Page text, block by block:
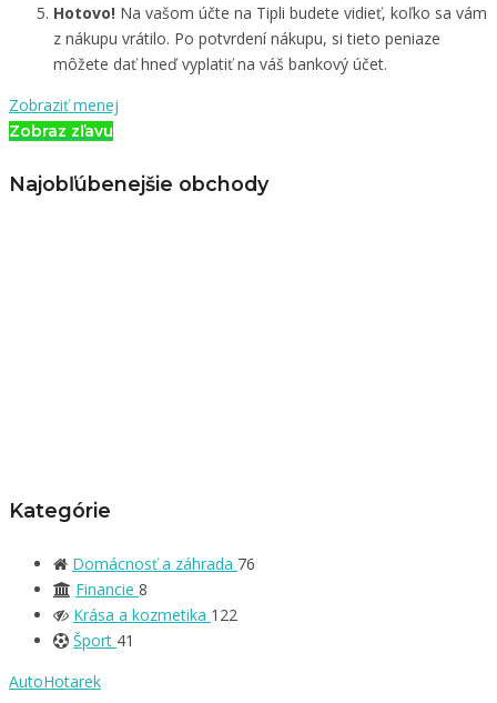
Hotovo! Na vašom účte na Tipli budete vidieť, koľko sa vám
z nákupu vrátilo. Po potvrdení nákupu, si tieto peniaze
môžete dať hneď vyplatiť na váš bankový účet.
Zobraziť menej
Zobraz zľavu
Najobľúbenejšie obchody
Kategórie
Domácnosť a záhrada 76
Financie 8
Krása a kozmetika 122
Šport 41
AutoHotarek